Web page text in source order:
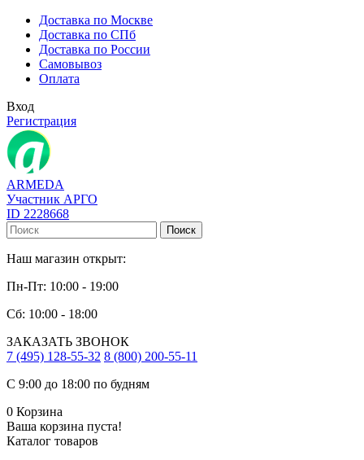
Доставка по Москве
Доставка по СПб
Доставка по России
Самовывоз
Оплата
Вход
Регистрация
ARMEDA
Участник АРГО
ID 2228668
Поиск
Наш магазин открыт:
Пн-Пт: 10:00 - 19:00
Сб: 10:00 - 18:00
ЗАКАЗАТЬ ЗВОНОК
7 (495) 128-55-32 8 (800) 200-55-11
С 9:00 до 18:00 по будням
0 Корзина
Ваша корзина пуста!
Каталог товаров